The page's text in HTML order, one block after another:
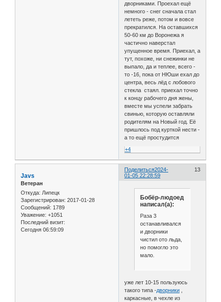
дворниками. Проехал ещё
немного - снег сначала стал
лететь реже, потом и вовсе
прекратился. На оставшихся
50-60 км до Воронежа я
частично наверстал
упущенное время. Приехал, а
тут, похоже, ни снежинки не
выпало, да и теплее, всего -
то -16, пока от НЮши ехал до
центра, весь лёд с лобового
стекла стаял. приехал точно
к концу рабочего дня жены,
вместе мы успели забрать
свинью, которую оставляли
родителям на Новый год. Её
пришлось под курткой нести -
а то ещё простудится
+4
Поделиться 13
2024-
01-05 22:28:59
Javs
Ветеран
Откуда: Липецк
Зарегистрирован: 2017-01-28
Сообщений: 1789
Уважение: +1051
Последний визит:
Сегодня 06:59:09
Бобёр-людоед
написал(а):
Раза 3
останавливался
и дворники
чистил ото льда,
но помогло это
мало.
уже лет 10-15 пользуюсь
такого типа -дворники
каркасные, в чехле из